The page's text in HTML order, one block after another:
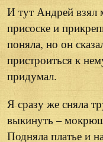
И тут Андрей взял
присоске и
поняла, но он
пристроиться к
придумал.
Я сразу же сняла
выкинуть –
Подняла платье и